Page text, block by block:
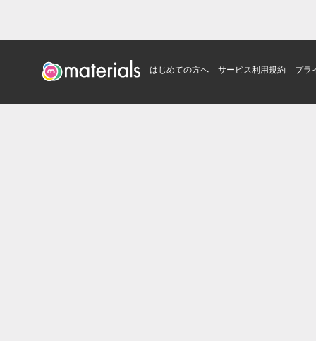
はじめての方へ サービス利用規約 プラ